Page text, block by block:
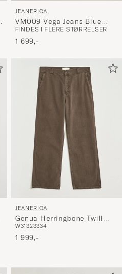
JEANERICA
VM009 Vega Jeans Blue
Black
FINDES I FLERE STØRRELSER
1 699,-
JEANERICA
Genua Herringbone Twill
Chino Brown
W31323334
1 999,-